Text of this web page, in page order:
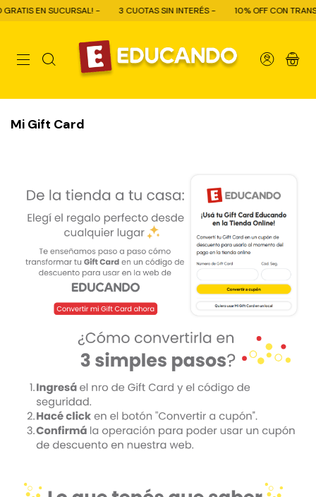
EN SUCURSAL! - 3 CUOTAS SIN INTERÉS - 10% OFF CON
0
Mi Gift Card